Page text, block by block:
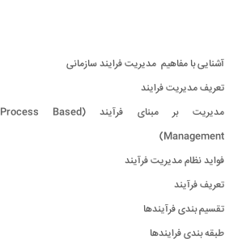
آشنایی با مفاهیم مدیریت فرایند سازمانی
تعریف مدیریت فرایند
مدیریت بر مبنای فرآیند (Process Based
Management)
فواید نظام مدیریت فرآیند
تعریف فرآیند
تقسیم بندی فرآیندها
طبقه بندی فرایندها